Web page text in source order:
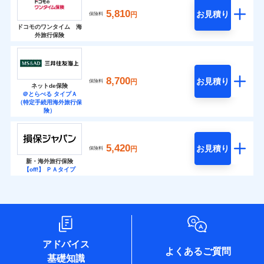
ドコモのワンタイム 海
外旅行保険
保険料 5,810円 お見積り
ネットde保険
＠とらべる タイプＡ
（特定手続用海外旅行保
険）
保険料 8,700円 お見積り
新・海外旅行保険
【off!】 ＰＡタイプ
保険料 5,420円 お見積り
アドバイス
基礎知識
よくあるご質問